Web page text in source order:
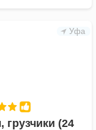
Уфа
грузчики (24